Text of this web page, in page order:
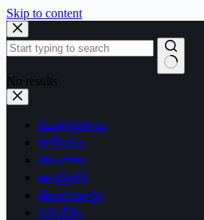
Skip to content
No results
ముఖ్యాంశాలు
జాతీయం
తెలంగాణ
ఆంధ్రప్రదేశ్
తెలంగాణార్థం
సన్నివేశం